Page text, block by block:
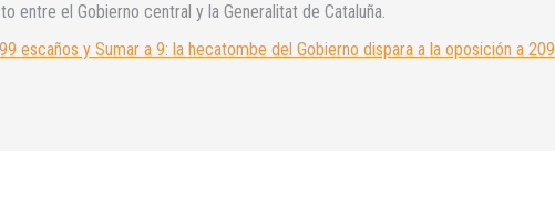
entre el Gobierno central y la Generalitat de Cataluña.
escaños y Sumar a 9: la hecatombe del Gobierno dispara a la oposición a 209